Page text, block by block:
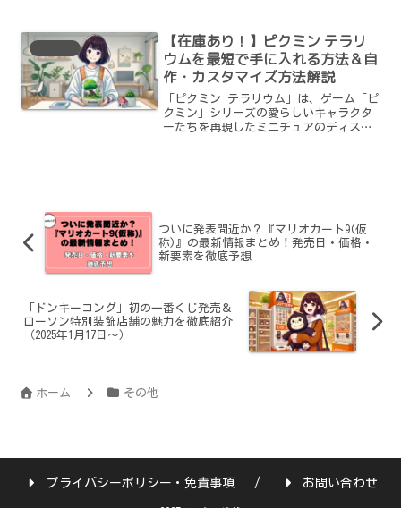
ラインナップになっ...
【在庫あり！】ピクミン テラリ
ウムを最短で手に入れる方法＆自
作・カスタマイズ方法解説
「ピクミン テラリウム」は、ゲーム「ピ
クミン」シリーズの愛らしいキャラクタ
ーたちを再現したミニチュアのディスプ
ついに発表間近か？『マリオカート9(仮
称)』の最新情報まとめ！発売日・価格・
新要素を徹底予想
「ドンキーコング」初の一番くじ発売＆
ローソン特別装飾店舗の魅力を徹底紹介
（2025年1月17日～）
ホーム その他
プライバシーポリシー・免責事項 お問い合わせ